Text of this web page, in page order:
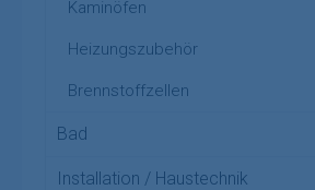
Kaminöfen
Heizungszubehör
Brennstoffzellen
Bad
Installation / Haustechnik